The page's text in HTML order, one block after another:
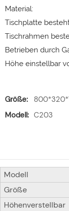
Material:
Tischplatte
Tischrahmen
Betrieben durch
Höhe einstellbar
Größe:
Modell: C203
Modell
Größe
Höhenverstellbar